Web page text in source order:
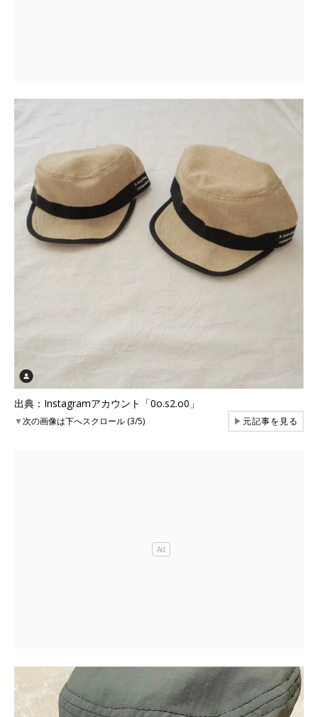
出典：Instagramアカウント「0o.s2.o0」
▼次の画像は下へスクロール (3/5) ▶元記事を見る